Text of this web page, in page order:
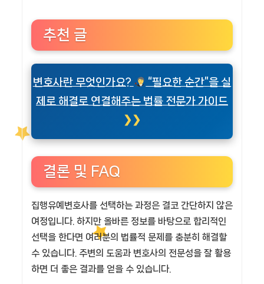
추천 글
변호사란 무엇인가요?
“필요한 순간”을 실
제로 해결로 연결해주는 법률 전문가 가이드
결론 및 FAQ
집행유예변호사를 선택하는 과정은 결코 간단하지 않은
여정입니다. 하지만 올바른 정보를 바탕으로 합리적인
선택을 한다면 여러분의 법률적 문제를 충분히 해결할
수 있습니다. 주변의 도움과 변호사의 전문성을 잘 활용
하면 더 좋은 결과를 얻을 수 있습니다.